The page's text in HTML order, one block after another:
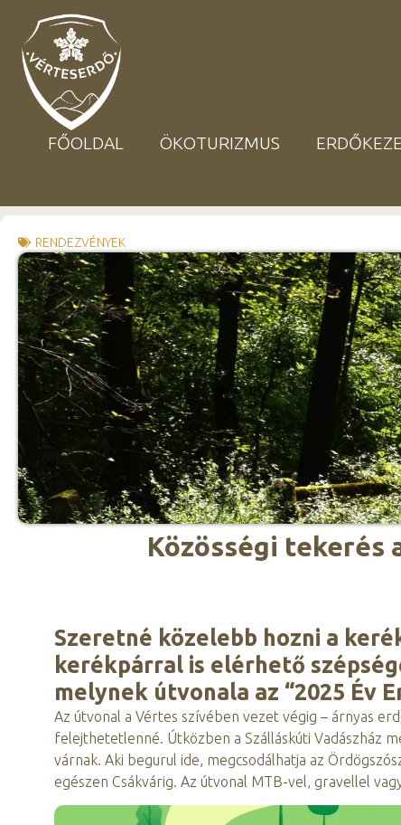
FŐOLDAL ÖKOTURIZMUS
RENDEZVÉNYEK
Közösségi tekerés
Szeretné közelebb hozni a
kerékpárral is elérhető
melynek útvonala az “2025 Év
Az útvonal a Vértes szívében vezet végig – árnyas
felejthetetlenné. Útközben a Szálláskúti Vadászház
várnak. Aki begurul ide, megcsodálhatja az
egészen Csákvárig. Az útvonal MTB-vel, gravellel